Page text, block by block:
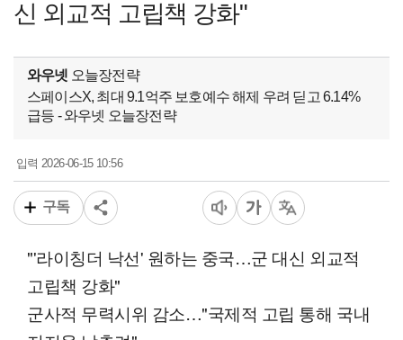
신 외교적 고립책 강화"
와우넷 오늘장전략
스페이스X, 최대 9.1억주 보호예수 해제 우려 딛고 6.14%
급등 - 와우넷 오늘장전략
입력 2026-06-15 10:56
구독
"'라이칭더 낙선' 원하는 중국…군 대신 외교적
고립책 강화"
군사적 무력시위 감소…"국제적 고립 통해 국내